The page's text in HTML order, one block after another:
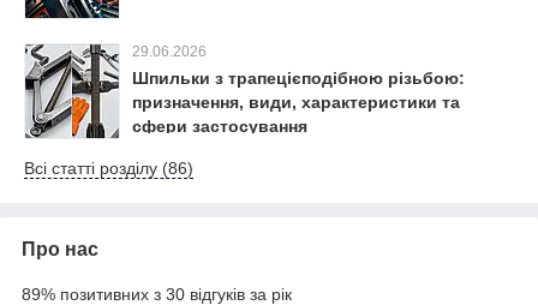
29.06.2026
Шпильки з трапецієподібною різьбою:
призначення, види, характеристики та
сфери застосування
Всі статті розділу (86)
Про нас
89% позитивних з 30 відгуків за рік